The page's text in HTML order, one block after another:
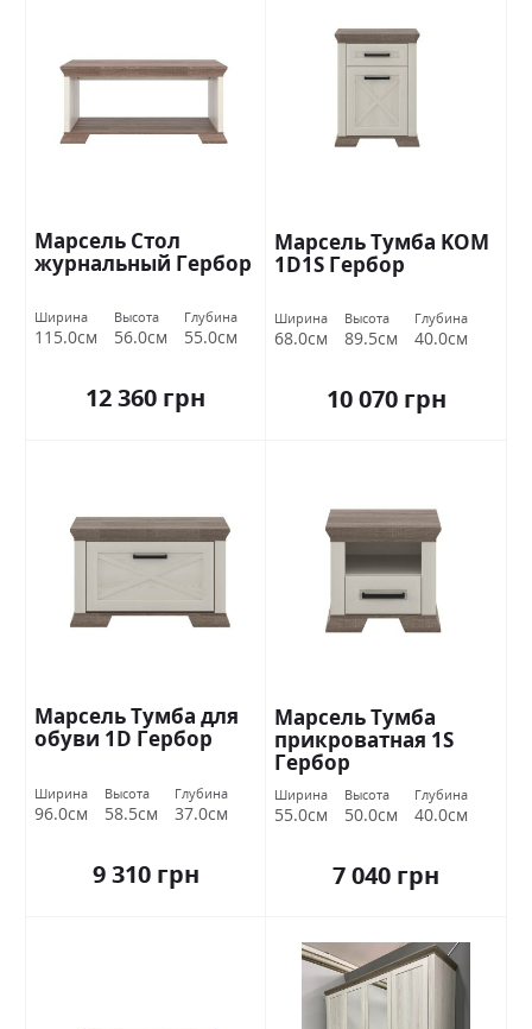
Марсель Стол
журнальный Гербор
Ширина
115.0см
Высота
56.0см
Глубина
55.0см
12 360 грн
Марсель Тумба KOM
1D1S Гербор
Ширина
68.0см
Высота
89.5см
Глубина
40.0см
10 070 грн
Марсель Тумба для
обуви 1D Гербор
Ширина
96.0см
Высота
58.5см
Глубина
37.0см
9 310 грн
Марсель Тумба
прикроватная 1S
Гербор
Ширина
55.0см
Высота
50.0см
Глубина
40.0см
7 040 грн